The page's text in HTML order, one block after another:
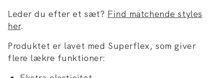
Leder du efter et sæt? Find matchende styles
her.
Produktet er lavet med Superflex, som giver
flere lækre funktioner: